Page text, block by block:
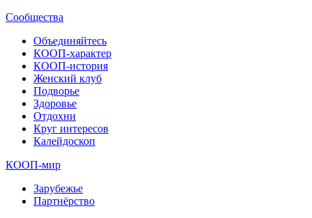
Сообщества
Объединяйтесь
КООП-характер
КООП-история
Женский клуб
Подворье
Здоровье
Отдохни
Круг интересов
Калейдоскоп
КООП-мир
Зарубежье
Партнёрство